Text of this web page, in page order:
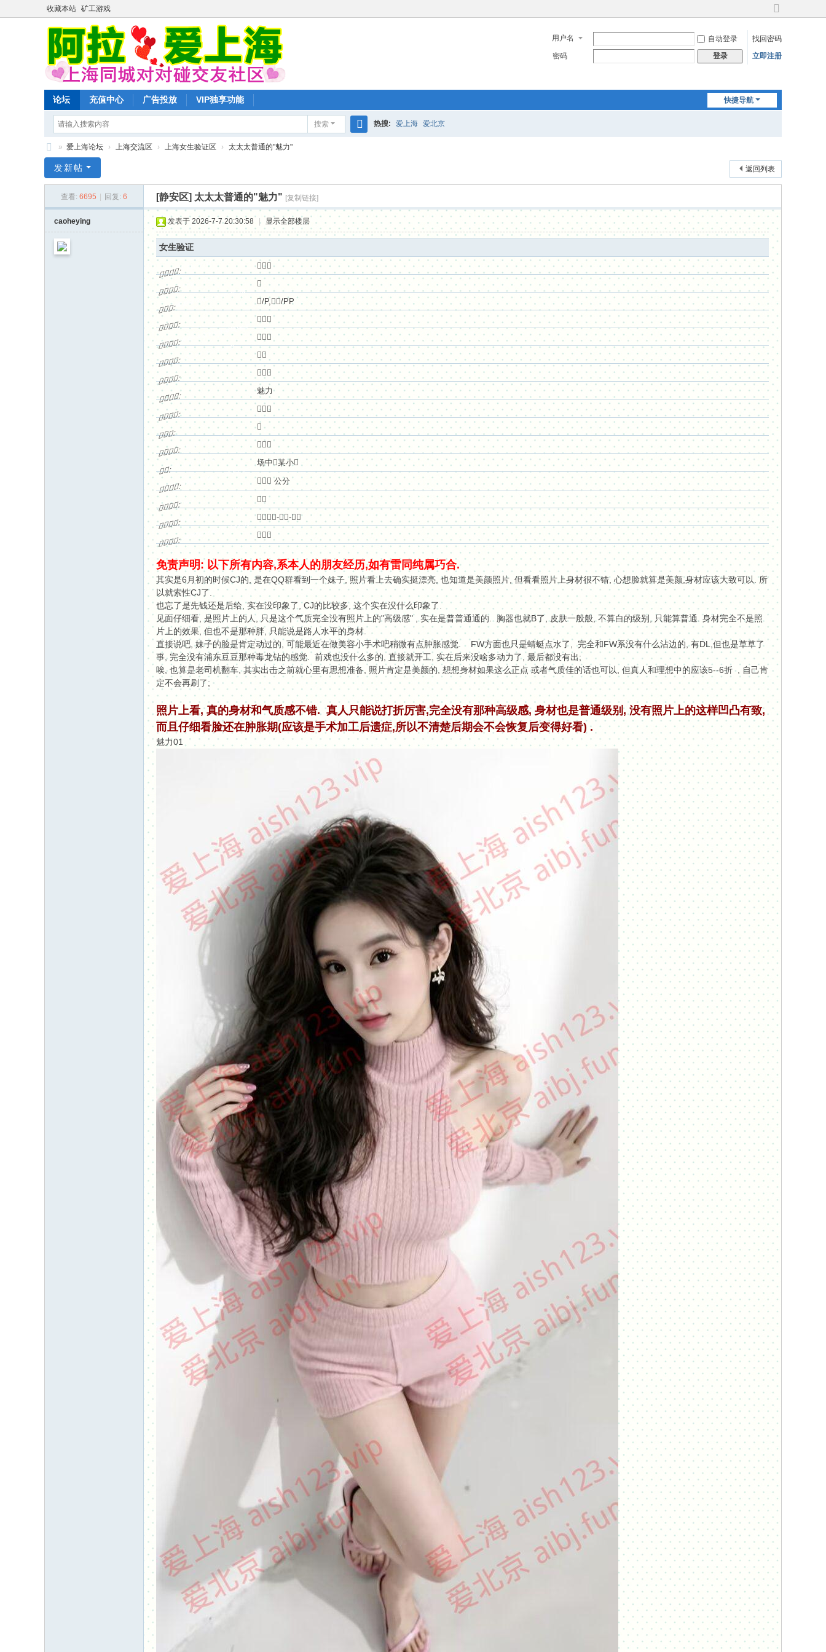
收藏本站 矿工游戏
切
到
宽
用户名 自动登录
找回密码
密码
登录 立即注册
快捷导航
论坛 充值中心 广告投放 VIP独享功能
搜索 热搜: 爱上海 爱北京
上
» 爱上海论坛 › 上海交流区 › 上海女生验证区 › 太太太普通的"魅力"
返回列表
发新帖
查看: 6695 回复: 6 [静安区] 太太太普通的"魅力" [复制链接]
caoheying 发表于 2026-7-7 20:30:58 | 显示全部楼层
女生验证
1 S: Z' T. {0 i" z. U
:
+ n+ K0 E1 j" R5 R
   + X) o) ?: D7 ^2 T) h
7 t5 H$ h; V, ~. D
:
 a* H* `4 V! v, A3 d X/ n8 ^
: o% a6 j; `& x9 s
:& @2 G: a- N5 M* ^5 T&
M4 n+ [
/P,  /PP ' f' L& ^8 d+ _ R& n( N
:
  
6 B) ]! k7 @" V1 Y; ?3 @0 _& F
:& q+ l! `8 g4 b/ b! D3 I2
S
   9 Q6 v7 w) @) Q, G8 _$ h
:; g2 V1 d/ h3 x8 B  
:
0 N9 O5 \9 a" c* v
   , |5 o; K) ^+ b1 u5 `2 T9 J
:
魅力
:
   . G5 H; T1 U: ?6 ^. s, Y
:

:! E" {5 y! B4 A4 y& `   
+ D# T. J; N, r1 }6 q
:
场中 某小
( W K5 G$ H: n" M
:3 B) d% b& \/ C& l( {" F    公分
) i; e' o1 g. v
:
' r0 _- w- ?. X; n# i
  $ a6 b1 d; g/ ~7 u
+ T( u) V) g* F, v; d
:0 Z) N, ?) K4 A5 m/ w/
@2 \
   -- / Y& a" f. l8 O
" m( v7 _4 z7 Q' z% f
:3 t) M& x" A5 t3 r) q3 q1
M* p) ]
) X+ V! Y7 b4 b$ |) @/ @
  
免责声明: 以下所有内容,系本人的朋友经历,如有雷同纯属巧合.
其实是6月初的时候CJ的, 是在QQ群看到一个妹子, 照片看上去确实挺漂亮, 也知道是美颜照片, 但看看照片上身材很不错, 心想脸就算是美颜,身材应该大致可以. 所
以就索性CJ了.
也忘了是先钱还是后给, 实在没印象了, CJ的比较多, 这个实在没什么印象了.
见面仔细看, 是照片上的人, 只是这个气质完全没有照片上的"高级感" , 实在是普普通通的. 胸器也就B了, 皮肤一般般, 不算白的级别, 只能算普通. 身材完全不是照
片上的效果, 但也不是那种胖, 只能说是路人水平的身材.
直接说吧, 妹子的脸是肯定动过的, 可能最近在做美容小手术吧稍微有点肿胀感觉. FW方面也只是蜻蜓点水了, 完全和FW系没有什么沾边的, 有DL,但也是草草了
事, 完全没有浦东豆豆那种毒龙钻的感觉. 前戏也没什么多的, 直接就开工, 实在后来没啥多动力了, 最后都没有出;
唉, 也算是老司机翻车, 其实出击之前就心里有思想准备, 照片肯定是美颜的, 想想身材如果这么正点 或者气质佳的话也可以, 但真人和理想中的应该5--6折 , 自己肯
定不会再刷了;
照片上看, 真的身材和气质感不错. 真人只能说打折厉害,完全没有那种高级感, 身材也是普通级别, 没有照片上的这样凹凸有致,
而且仔细看脸还在肿胀期(应该是手术加工后遗症,所以不清楚后期会不会恢复后变得好看) .
魅力01